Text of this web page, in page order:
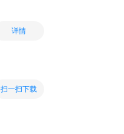
详情
扫一扫下载